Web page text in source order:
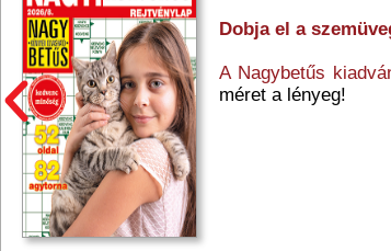
Dobja el a
A Nagybetűs
méret a lényeg!